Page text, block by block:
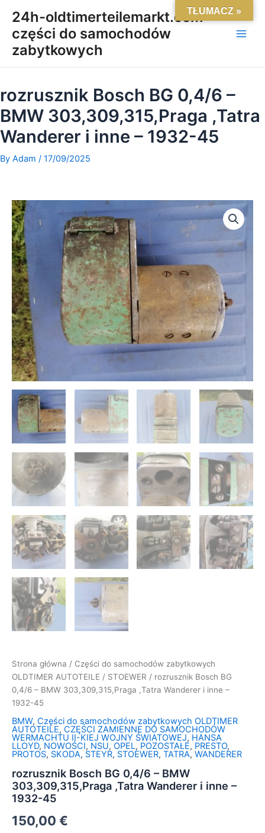
content
24h-oldtimerteilemarkt.com-
części do samochodów
zabytkowych
Main
rozrusznik Bosch BG 0,4/6 –
BMW 303,309,315,Praga ,Tatra
Wanderer i inne – 1932-45
By Adam / 17/09/2025
Strona główna / Części do samochodów zabytkowych
OLDTIMER AUTOTEILE / STOEWER / rozrusznik Bosch BG
0,4/6 – BMW 303,309,315,Praga ,Tatra Wanderer i inne –
1932-45
BMW, Części do samochodów zabytkowych OLDTIMER
AUTOTEILE, CZĘŚCI ZAMIENNE DO SAMOCHODÓW
WERMACHTU II-KIEJ WOJNY ŚWIATOWEJ, HANSA
LLOYD, NOWOŚCI, NSU, OPEL, POZOSTAŁE, PRESTO,
PROTOS, SKODA, STEYR, STOEWER, TATRA, WANDERER
rozrusznik Bosch BG 0,4/6 – BMW
303,309,315,Praga ,Tatra Wanderer i inne –
1932-45
150,00 €
ilość
rozrusznik
Bosch
BG
0,4/6
-
BMW
303,309,315,Praga
,Tatra
Wanderer
i
inne
-
1932-
45
TŁUMACZ »